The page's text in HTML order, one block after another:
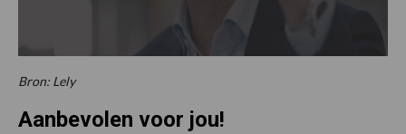
Bron: Lely
Aanbevolen voor jou!